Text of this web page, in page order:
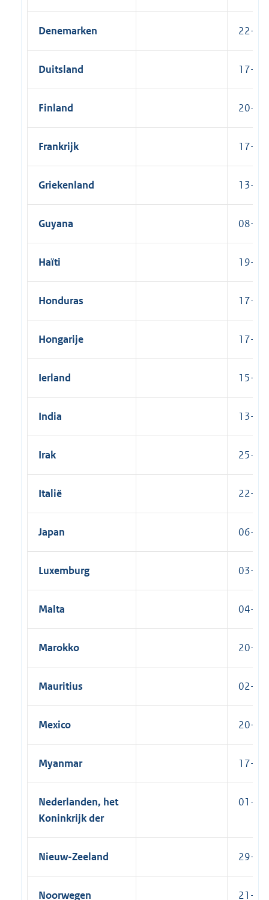
Denemarken 22-
Duitsland 17-
Finland 20-
Frankrijk 17-
Griekenland 13-
Guyana 08-
Haïti 19-
Honduras 17-
Hongarije 17-
Ierland 15-
India 13-
Irak 25-
Italië 22-
Japan 06-
Luxemburg 03-
Malta 04-
Marokko 20-
Mauritius 02-
Mexico 20-
Myanmar 17-
Nederlanden, het
Koninkrijk der
01-
Nieuw-Zeeland 29-
Noorwegen 21-